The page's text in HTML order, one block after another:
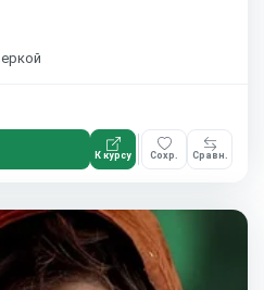
К курсу Сохр. Сравн.